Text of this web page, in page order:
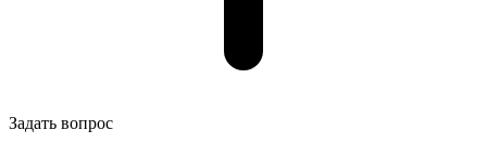
Задать вопрос